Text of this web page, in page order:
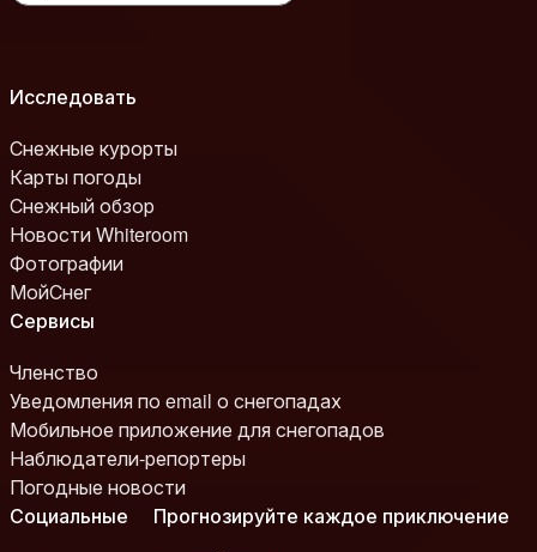
Исследовать
Снежные курорты
Карты погоды
Снежный обзор
Новости Whiteroom
Фотографии
МойСнег
Сервисы
Членство
Уведомления по email о снегопадах
Мобильное приложение для снегопадов
Наблюдатели-репортеры
Погодные новости
Социальные
Прогнозируйте каждое приключение